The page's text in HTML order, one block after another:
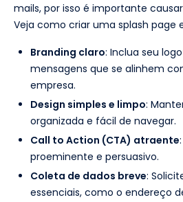
mails, por isso é importante
Veja como criar uma splash page
Branding claro: Inclua seu
mensagens que se alinhem
empresa.
Design simples e limpo:
organizada e fácil de navegar.
Call to Action (CTA) atraente
proeminente e persuasivo.
Coleta de dados breve:
essenciais, como o endereço